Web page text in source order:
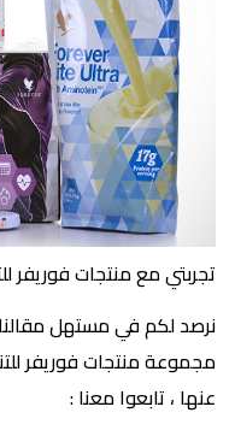
تجربتي مع منتجات فوريفر
نرصد لكم في مستهل
مجموعة منتجات فوريفر
عنها ، تابعوا معنا :